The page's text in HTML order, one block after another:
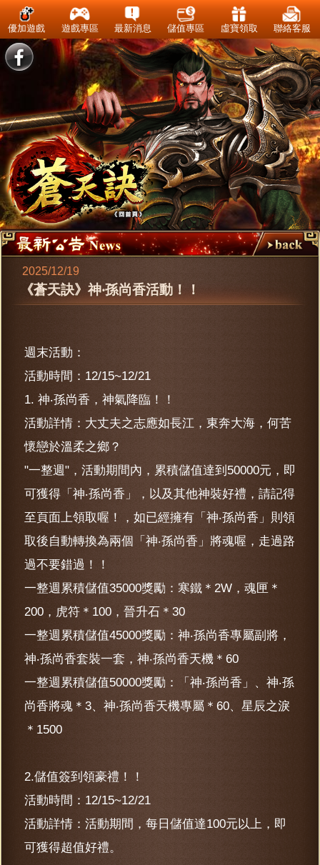
優加遊戲 遊戲專區 最新消息 儲值專區 虛寶領取 聯絡客服
2025/12/19
《蒼天訣》神‧孫尚香活動！！
週末活動：
活動時間：12/15~12/21
1. 神‧孫尚香，神氣降臨！！
活動詳情：大丈夫之志應如長江，東奔大海，何苦
懷戀於溫柔之鄉？
"一整週"，活動期間內，累積儲值達到50000元，即
可獲得「神‧孫尚香」，以及其他神裝好禮，請記得
至頁面上領取喔！，如已經擁有「神‧孫尚香」則領
取後自動轉換為兩個「神‧孫尚香」將魂喔，走過路
過不要錯過！！
一整週累積儲值35000獎勵：寒鐵＊2W，魂匣＊
200，虎符＊100，晉升石＊30
一整週累積儲值45000獎勵：神‧孫尚香專屬副將，
神‧孫尚香套裝一套，神‧孫尚香天機＊60
一整週累積儲值50000獎勵：「神‧孫尚香」、神‧孫
尚香將魂＊3、神‧孫尚香天機專屬＊60、星辰之淚
＊1500
2.儲值簽到領豪禮！！
活動時間：12/15~12/21
活動詳情：活動期間，每日儲值達100元以上，即
可獲得超值好禮。